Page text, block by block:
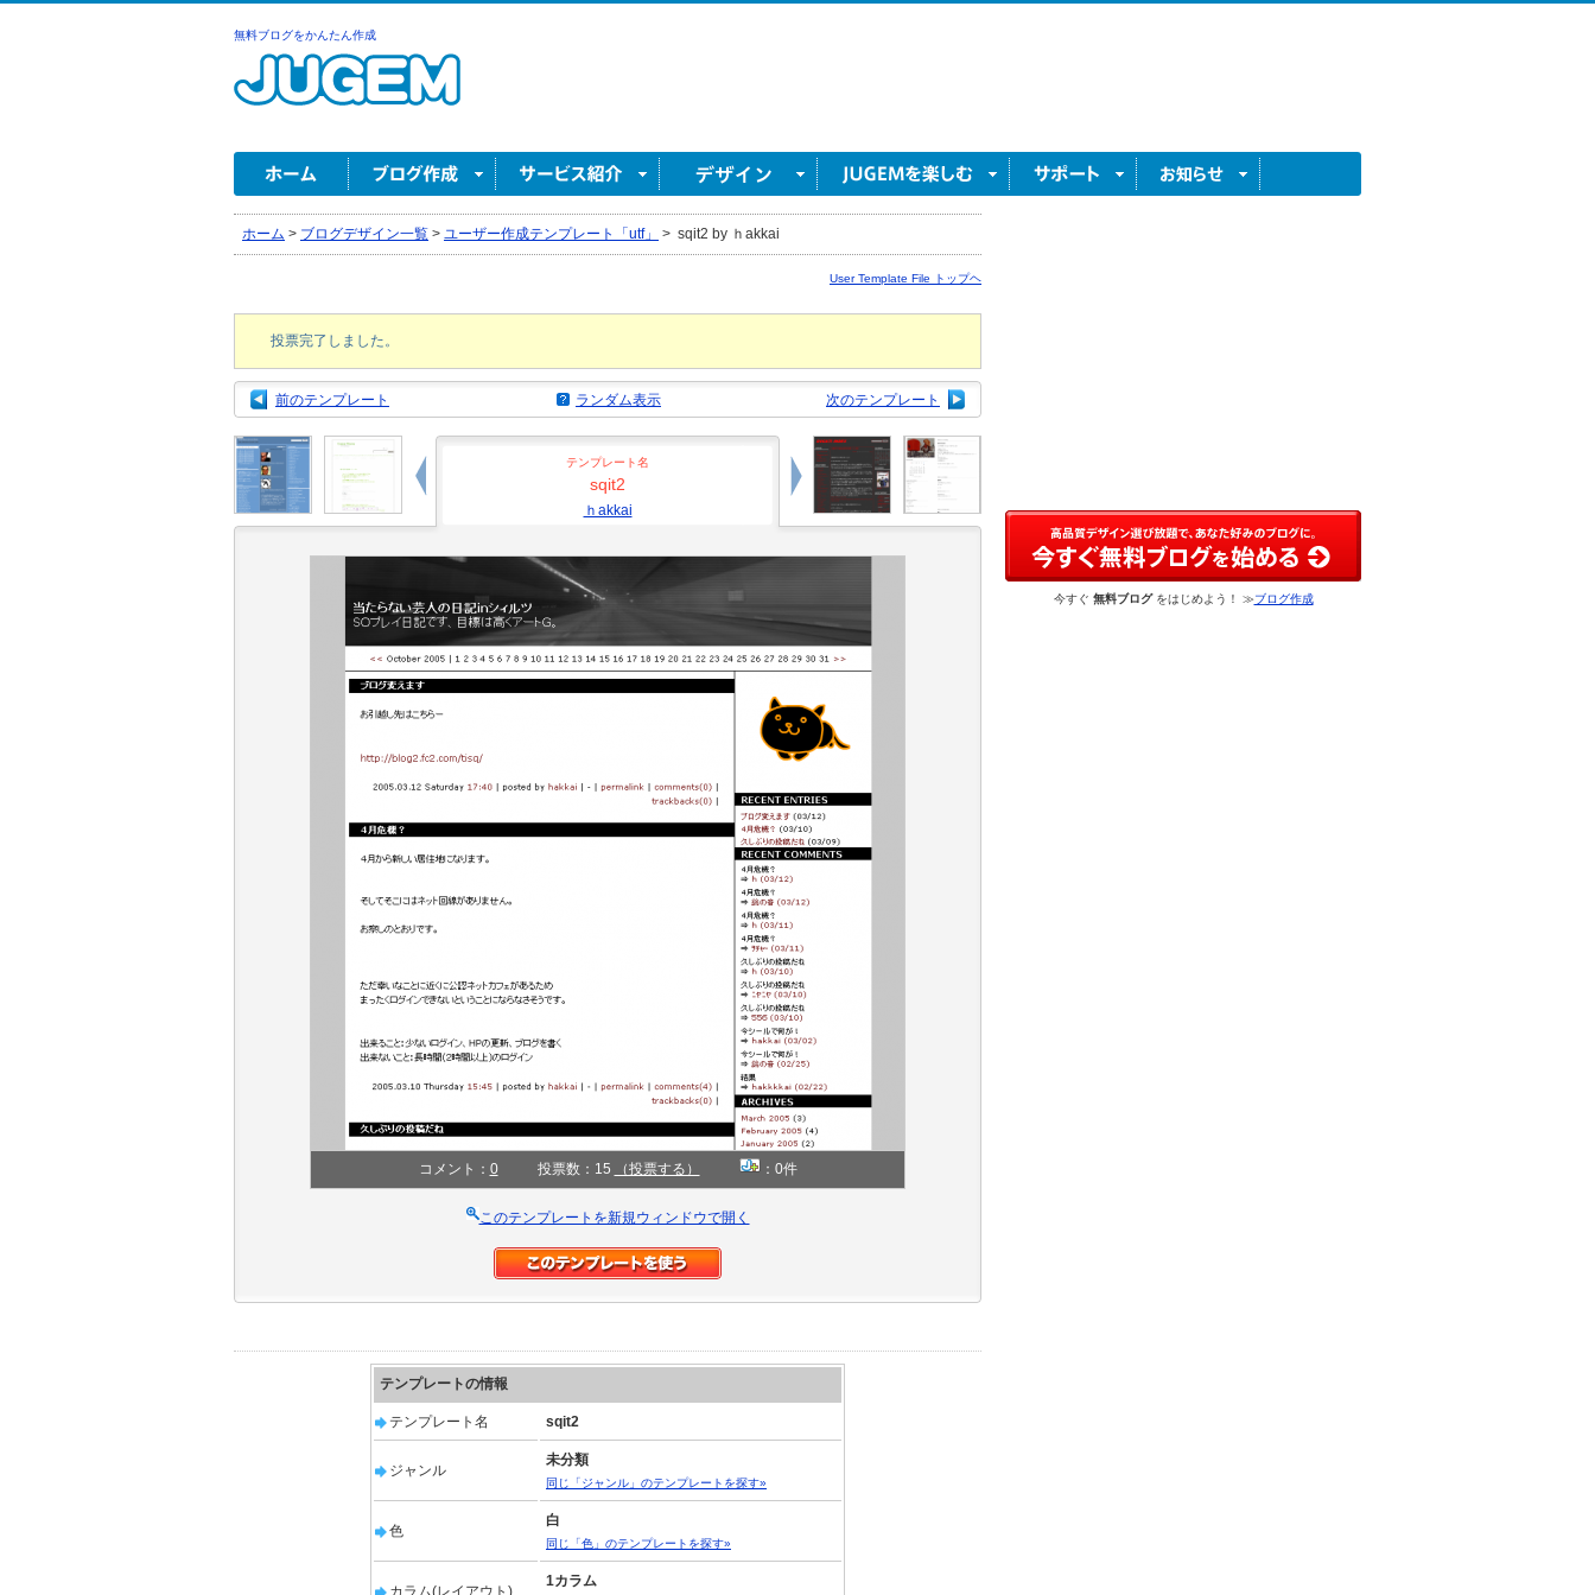
無料ブログをかんたん作成
ホーム > ブログデザイン一覧 > ユーザー作成テンプレート「utf」 > sqit2 by ｈakkai
User Template File トップヘ
投票完了しました。
前のテンプレート 次のテンプレート
ランダム表示
テンプレート名
sqit2
ｈakkai
コメント： 0 投票数：15 （投票する） ：0件
このテンプレートを新規ウィンドウで開く
テンプレートの情報
テンプレート名 sqit2
ジャンル
未分類
同じ「ジャンル」のテンプレートを探す»
色
白
同じ「色」のテンプレートを探す»
カラム(レイアウト)
1カラム
今すぐ 無料ブログをはじめよう！ ≫ブログ作成